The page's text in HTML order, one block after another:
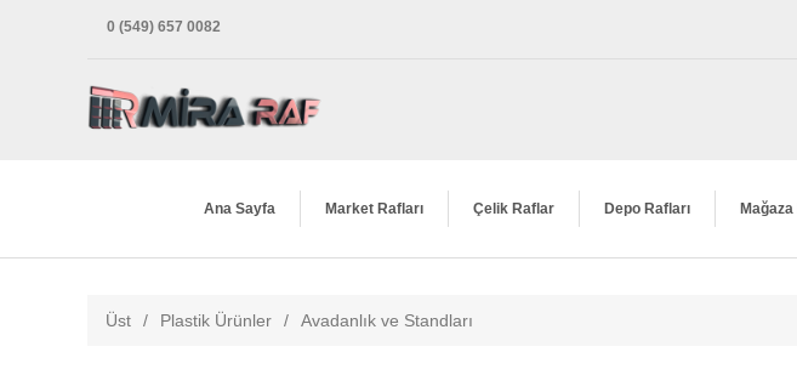
0 (549) 657 0082
Ana Sayfa Market Rafları Çelik Raflar Depo Rafları Mağaza
Üst / Plastik Ürünler / Avadanlık ve Standları